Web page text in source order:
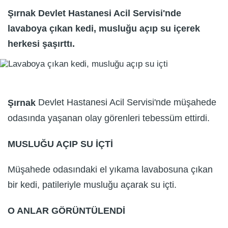
Şırnak Devlet Hastanesi Acil Servisi'nde
lavaboya çıkan kedi, musluğu açıp su içerek
herkesi şaşırttı.
Şırnak Devlet Hastanesi Acil Servisi'nde müşahede
odasında yaşanan olay görenleri tebessüm ettirdi.
MUSLUĞU AÇIP SU İÇTİ
Müşahede odasındaki el yıkama lavabosuna çıkan
bir kedi, patileriyle musluğu açarak su içti.
O ANLAR GÖRÜNTÜLENDİ